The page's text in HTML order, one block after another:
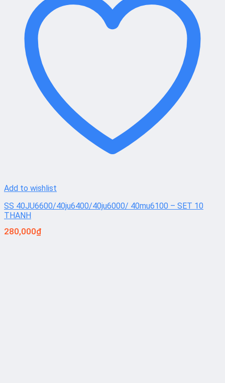
Add to wishlist
SS 40JU6600/40ju6400/40ju6000/ 40mu6100 – SET 10
THANH
280,000₫